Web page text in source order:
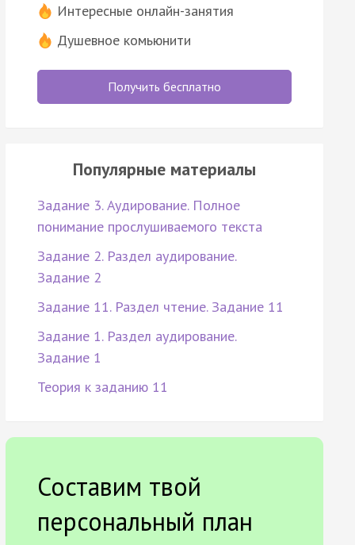
Интересные онлайн-занятия
Душевное комьюнити
Получить бесплатно
Популярные материалы
Задание 3. Аудирование. Полное
понимание прослушиваемого текста
Задание 2. Раздел аудирование.
Задание 2
Задание 11. Раздел чтение. Задание 11
Задание 1. Раздел аудирование.
Задание 1
Теория к заданию 11
Составим твой
персональный план